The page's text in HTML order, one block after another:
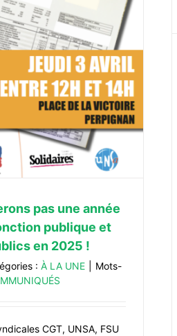
pas une année
publique et
en 2025 !
: À LA UNE
Mots-
CGT, UNSA, FSU
À LA UNE